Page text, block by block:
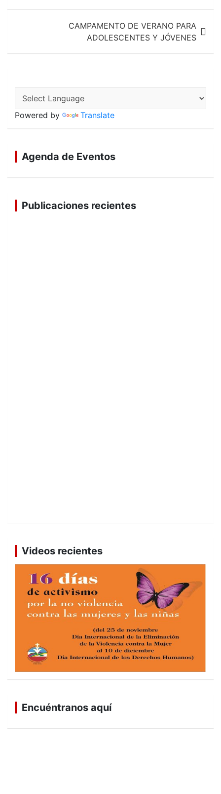
de
entradasCAMPAMENTO DE VERANO PARA
ADOLESCENTES Y JÓVENES
Powered by Translate
Agenda de Eventos
Publicaciones recientes
Videos recientes
Encuéntranos aquí